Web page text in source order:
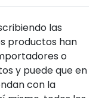
las
productos han
o
y puede que en
con la